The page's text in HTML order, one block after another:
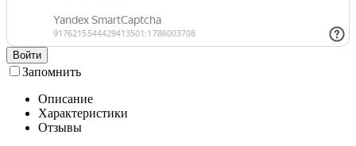
Войти
Запомнить
Описание
Характеристики
Отзывы